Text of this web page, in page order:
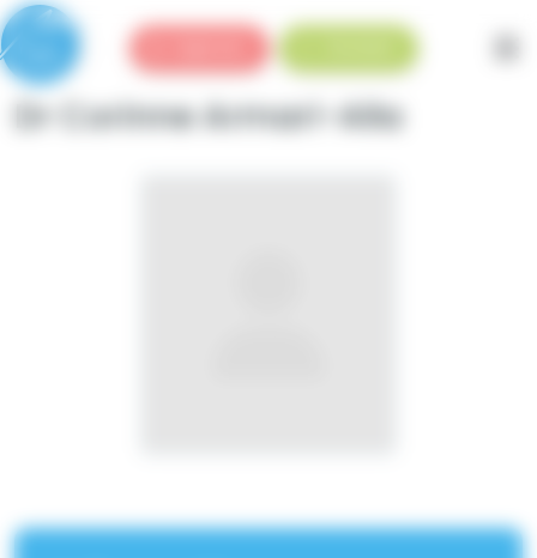
Dr Corinne Armari-Alla
Panneau de gestion des cookies